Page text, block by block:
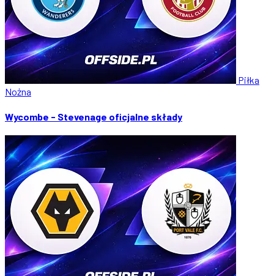
Piłka
Nożna
Wycombe - Stevenage oficjalne składy